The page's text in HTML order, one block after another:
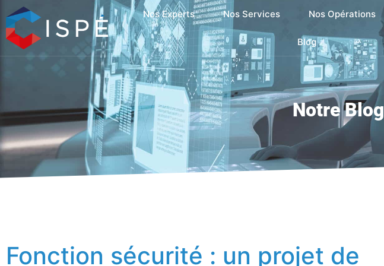
Nos Experts Nos Services Nos Opérations
Blog
Notre Blog
Fonction sécurité : un projet de